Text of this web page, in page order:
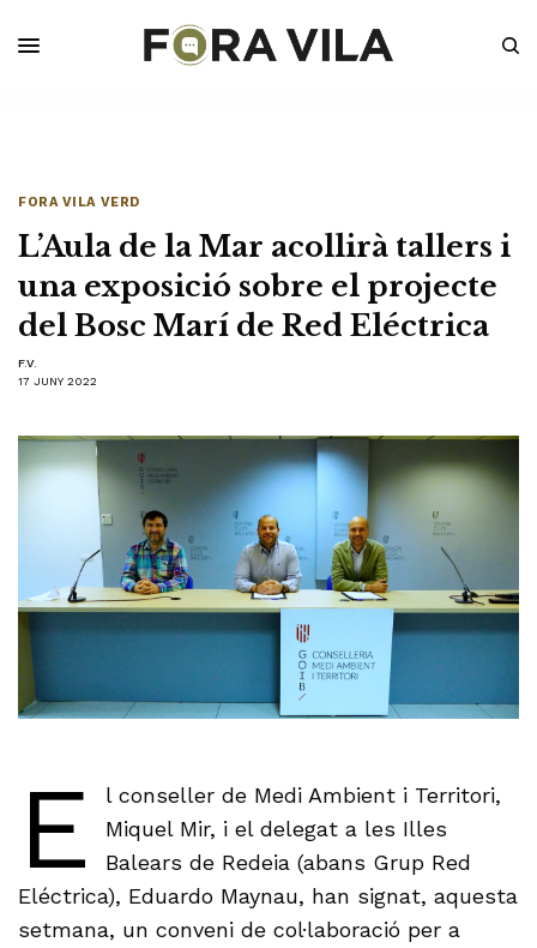
FORA VILA VERD
L’Aula de la Mar acollirà tallers i
una exposició sobre el projecte
del Bosc Marí de Red Eléctrica
F.V.
17 JUNY 2022
E
l conseller de Medi Ambient i Territori,
Miquel Mir, i el delegat a les Illes
Balears de Redeia (abans Grup Red
Eléctrica), Eduardo Maynau, han signat, aquesta
setmana, un conveni de col·laboració per a